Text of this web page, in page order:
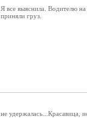
Я все выяснила. Водителю
приняли груз.
не удержалась...Красавица,